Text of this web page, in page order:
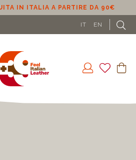
IN ITALIA A PARTIRE DA 90€
IT EN